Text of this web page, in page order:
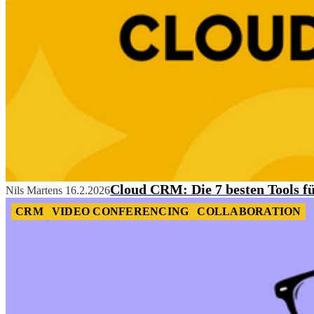
Nils Martens 16.2.2026Cloud CRM: Die 7 besten Tools
CRM VIDEO CONFERENCING COLLABORATION